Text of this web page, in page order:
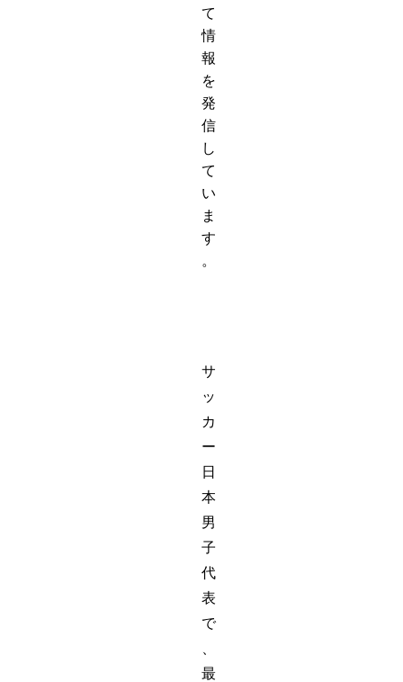
て
情
報
を
発
信
し
て
い
ま
す
。
サ
ッ
カ
ー
日
本
男
子
代
表
で
最